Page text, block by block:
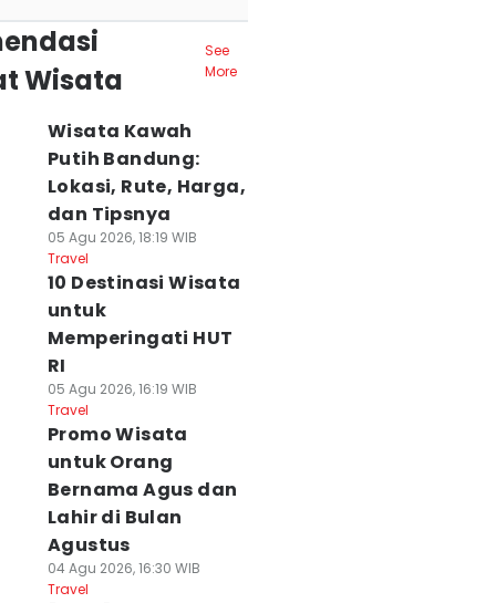
Wisata
See
More
Wisata Kawah
Putih Bandung:
Lokasi, Rute, Harga,
dan Tipsnya
05 Agu 2026, 18:19 WIB
Travel
10 Destinasi Wisata
untuk
Memperingati HUT
RI
05 Agu 2026, 16:19 WIB
Travel
Promo Wisata
untuk Orang
Bernama Agus dan
Lahir di Bulan
Agustus
04 Agu 2026, 16:30 WIB
Travel